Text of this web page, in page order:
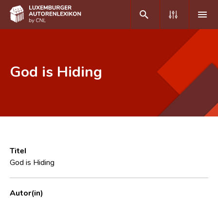
Häufige Fragen und Antworten
CNL
Forschungsgruppe
God is Hiding
Titel
God is Hiding
Autor(in)